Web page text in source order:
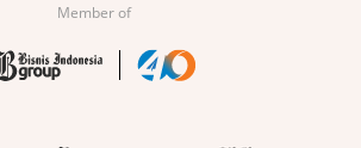
Member of